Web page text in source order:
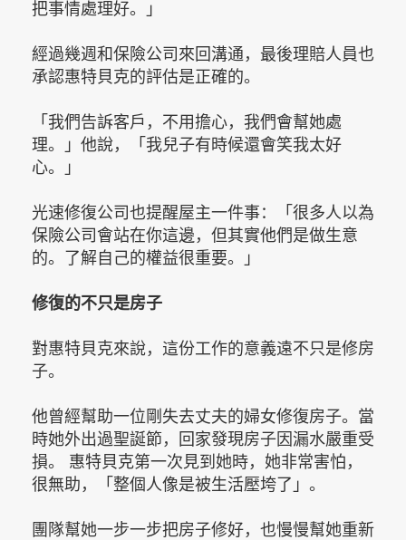
把事情處理好。」
經過幾週和保險公司來回溝通，最後理賠人員也
承認惠特貝克的評估是正確的。
「我們告訴客戶，不用擔心，我們會幫她處
理。」他說，「我兒子有時候還會笑我太好
心。」
光速修復公司也提醒屋主一件事：「很多人以為
保險公司會站在你這邊，但其實他們是做生意
的。了解自己的權益很重要。」
修復的不只是房子
對惠特貝克來說，這份工作的意義遠不只是修房
子。
他曾經幫助一位剛失去丈夫的婦女修復房子。當
時她外出過聖誕節，回家發現房子因漏水嚴重受
損。 惠特貝克第一次見到她時，她非常害怕，
很無助，「整個人像是被生活壓垮了」。
團隊幫她一步一步把房子修好，也慢慢幫她重新